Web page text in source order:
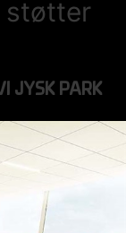
støtter
JYSK PARK